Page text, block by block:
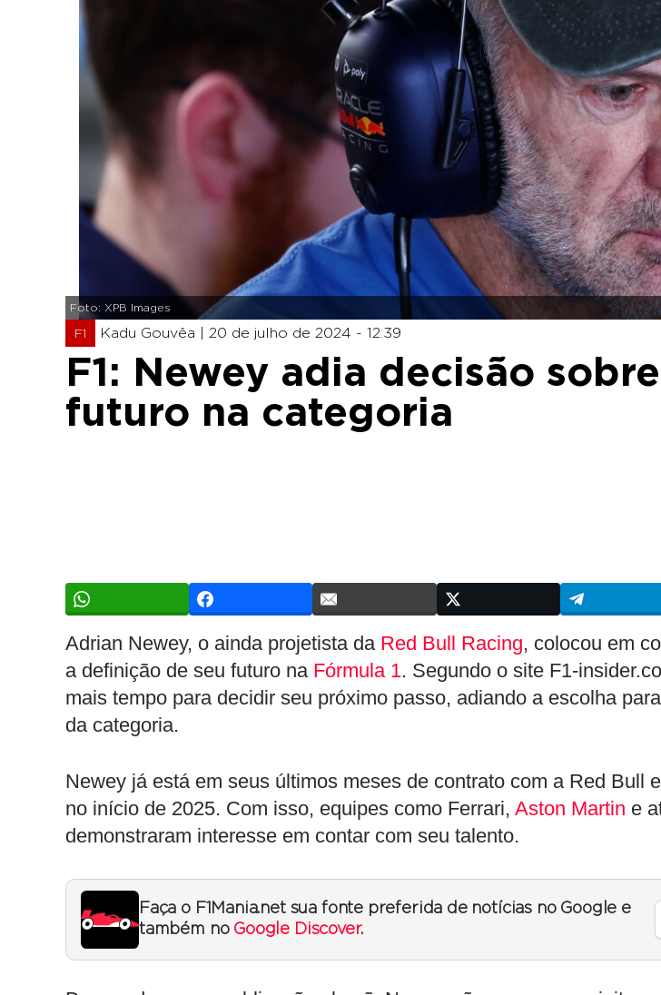
Foto: XPB Images
F1 Kadu Gouvêa | 20 de julho de 2024 - 12:39
F1: Newey adia decisão
futuro na categoria
Adrian Newey, o ainda projetista da Red Bull Racing, colocou em
a definição de seu futuro na Fórmula 1. Segundo o site F1-
mais tempo para decidir seu próximo passo, adiando a escolha
da categoria.
Newey já está em seus últimos meses de contrato com a Red Bull
no início de 2025. Com isso, equipes como Ferrari, Aston Martin e
demonstraram interesse em contar com seu talento.
Faça o F1Mania.net sua fonte preferida de notícias no Google e
também no Google Discover.